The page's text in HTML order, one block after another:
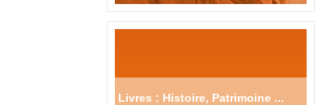
Livres : Histoire, Patrimoine ...